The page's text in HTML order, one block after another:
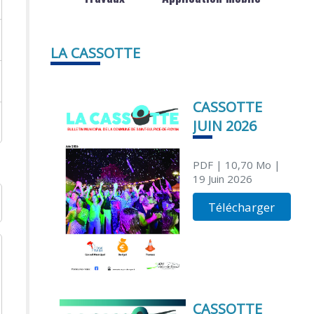
LA CASSOTTE
CASSOTTE
JUIN 2026
PDF| 10,70 Mo |
19 Juin 2026
Télécharger
CASSOTTE